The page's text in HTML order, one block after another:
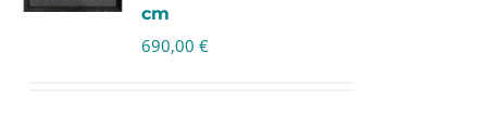
cm
690,00€